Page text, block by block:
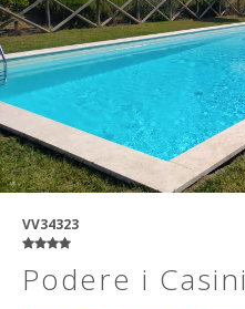
VV34323
Podere i Casini